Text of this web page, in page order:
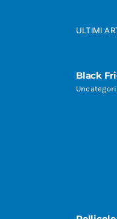
ULTIMI
Black